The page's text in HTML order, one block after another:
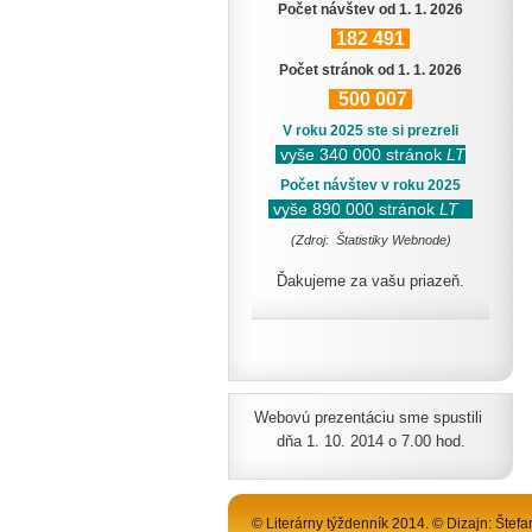
Počet návštev od 1. 1. 2026
182 491
Počet stránok od 1. 1. 2026
500 007
V roku 2025 ste si prezreli
vyše 340 000 stránok LT
Počet návštev v roku 2025
vyše 890 000 stránok LT
(Zdroj: Štatistiky Webnode)
Ďakujeme za vašu priazeň.
Webovú prezentáciu sme spustili
dňa 1. 10. 2014 o 7.00 hod.
© Literárny týždenník 2014. © Dizajn: